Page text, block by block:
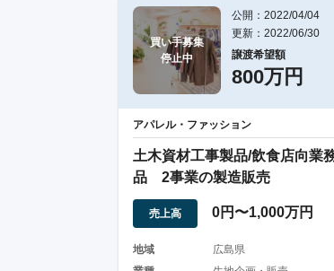
買い手募集
停止中
公開：2022/04/04
更新：2022/06/30
譲渡希望額
800万円
アパレル・ファッション
土木資材工事製品/飲食店向業
品 2事業の製造販売
売上高 0円〜1,000万円
地域
広島県